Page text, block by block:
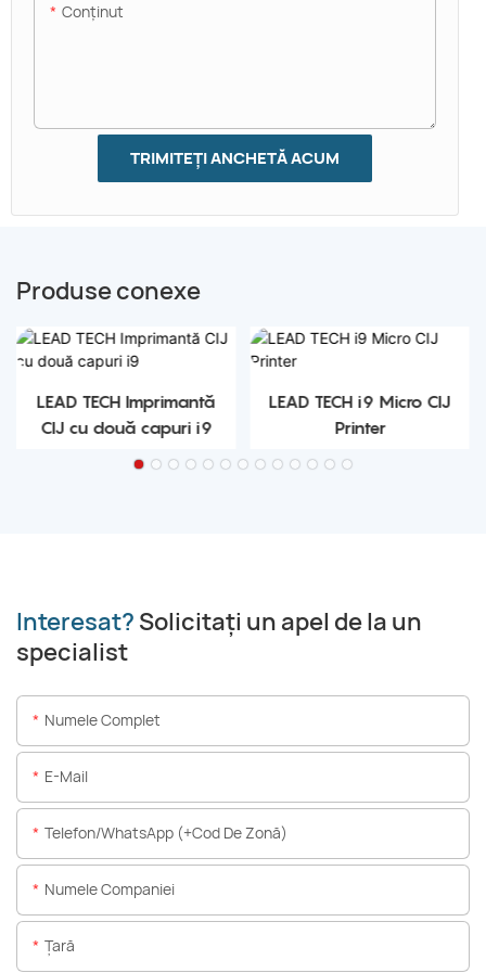
Conţinut
TRIMITEȚI ANCHETĂ ACUM
Produse conexe
LEAD TECH Imprimantă
CIJ cu două capuri i9
LEAD TECH i9 Micro CIJ
Printer
Interesat? Solicitați un apel de la un
specialist
Numele Complet
E-Mail
Telefon/WhatsApp (+Cod De Zonă)
Numele Companiei
Ţară